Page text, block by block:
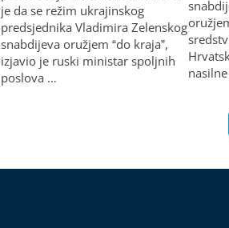
je da se režim ukrajinskog
predsjednika Vladimira Zelenskog
snabdijeva oružjem “do kraja”,
izjavio je ruski ministar spoljnih
poslova …